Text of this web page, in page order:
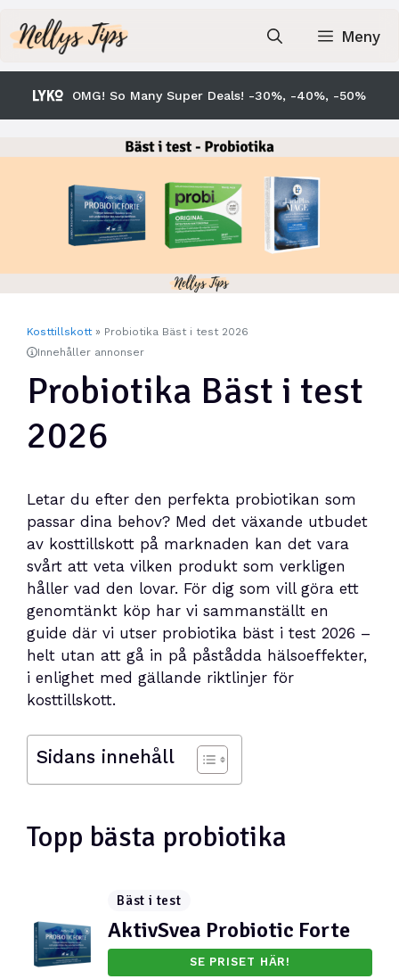
till
innehåll
Meny
OMG! So Many Super Deals! -30%, -40%, -50%
Kosttillskott» Probiotika Bäst i test 2026
Innehåller annonser
Probiotika Bäst i test
2026
Letar du efter den perfekta probiotikan som
passar dina behov? Med det växande utbudet
av kosttillskott på marknaden kan det vara
svårt att veta vilken produkt som verkligen
håller vad den lovar. För dig som vill göra ett
genomtänkt köp har vi sammanställt en
guide där vi utser probiotika bäst i test 2026 –
helt utan att gå in på påstådda hälsoeffekter,
i enlighet med gällande riktlinjer för
kosttillskott.
Sidans innehåll
Topp bästa probiotika
Bäst i test
AktivSvea Probiotic Forte
SE PRISET HÄR!